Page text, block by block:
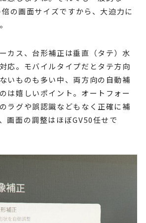
の画面サイズですから、大迫力に
カス、台形補正は垂直（タテ）水
応。モバイルタイプだとタテ方向
いものも多い中、両方向の自動補
は嬉しいポイント。オートフォー
ラグや誤認識などもなく正確に補
画面の調整はほぼGV50任せで